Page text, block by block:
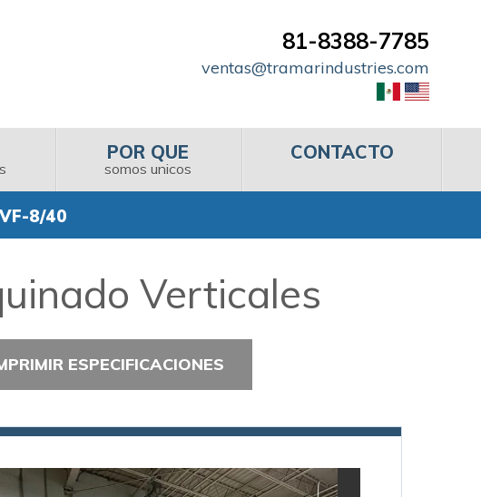
81-8388-7785
ventas@tramarindustries.com
POR QUE
somos unicos
CONTACTO
8/40
Verticales
ESPECIFICACIONES